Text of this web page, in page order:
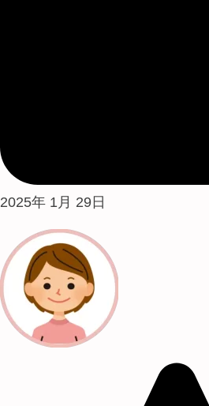
2025年 1月 29日